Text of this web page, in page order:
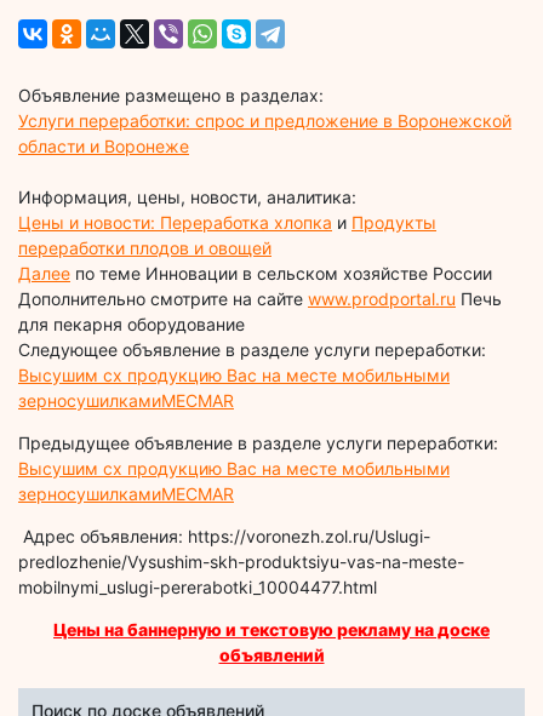
Объявление размещено в разделах:
Услуги переработки: спрос и предложение в Воронежской
области и Воронеже
Информация, цены, новости, аналитика:
Цены и новости: Переработка хлопка и Продукты
переработки плодов и овощей
Далее по теме Инновации в сельском хозяйстве России
Дополнительно смотрите на сайте www.prodportal.ru Печь
для пекарня оборудование
Следующее объявление в разделе услуги переработки:
Высушим сх продукцию Вас на месте мобильными
зерносушилкамиMECMAR
Предыдущее объявление в разделе услуги переработки:
Высушим сх продукцию Вас на месте мобильными
зерносушилкамиMECMAR
Адрес объявления: https://voronezh.zol.ru/Uslugi-
predlozhenie/Vysushim-skh-produktsiyu-vas-na-meste-
mobilnymi_uslugi-pererabotki_10004477.html
Цены на баннерную и текстовую рекламу на доске
объявлений
Поиск по доске объявлений